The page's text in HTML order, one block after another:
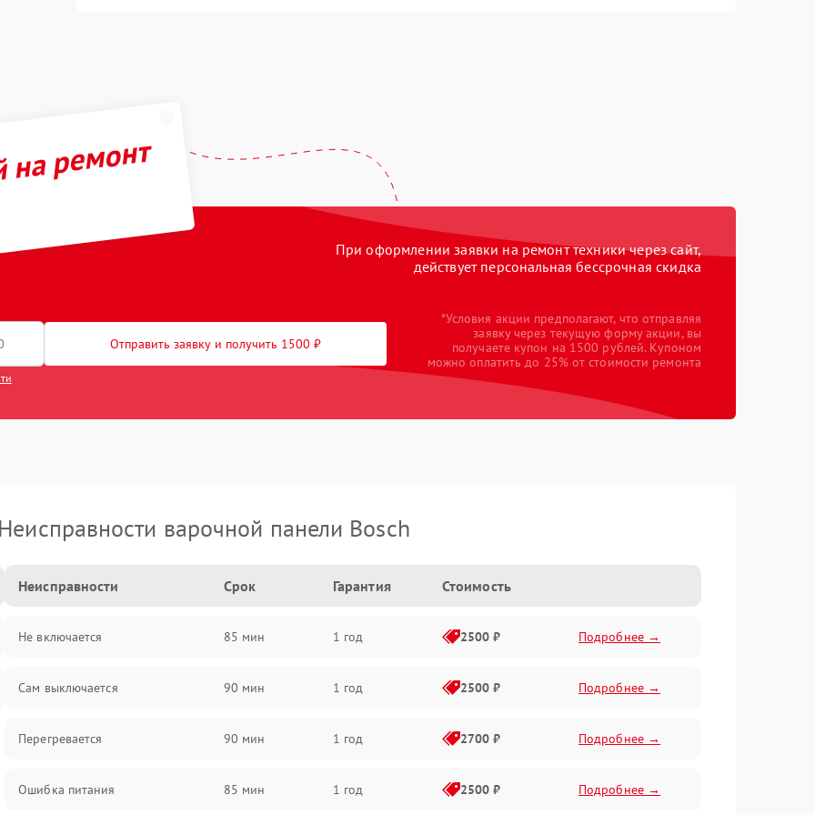
ремонт
При оформлении заявки на ремонт техники через сайт,
действует персональная бессрочная скидка
Отправить заявку и получить 1500 ₽
*Условия акции предполагают, что отправляя
заявку через текущую форму акции, вы
получаете купон на 1500 рублей. Купоном
можно оплатить до 25% от стоимости ремонта
Неисправности варочной панели Bosch
Неисправности Срок Гарантия Стоимость
Не включается 85 мин 1 год 2500 ₽ Подробнее →
Сам выключается 90 мин 1 год 2500 ₽ Подробнее →
Перегревается 90 мин 1 год 2700 ₽ Подробнее →
Ошибка питания 85 мин 1 год 2500 ₽ Подробнее →